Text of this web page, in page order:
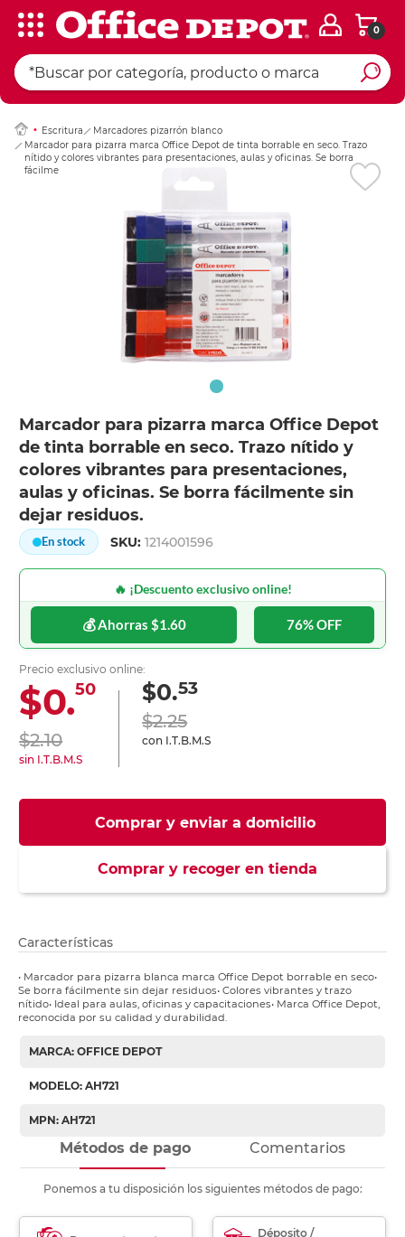
0
Escritura
Marcadores pizarrón blanco
Marcador para pizarra marca Office Depot de tinta borrable en seco. Trazo
nítido y colores vibrantes para presentaciones, aulas y oficinas. Se borra
fácilmente sin dejar residuos.
Marcador para pizarra marca Office Depot
de tinta borrable en seco. Trazo nítido y
colores vibrantes para presentaciones,
aulas y oficinas. Se borra fácilmente sin
dejar residuos.
En stock SKU:1214001596
🔥 ¡Descuento exclusivo online!
💰 Ahorras $1.60 76% OFF
Precio exclusivo online:
$0.50
$2.10
sin I.T.B.M.S
$0.53
$2.25
con I.T.B.M.S
Comprar y enviar a domicilio
Comprar y recoger en tienda
Ingresar Codigo
Características
• Marcador para pizarra blanca marca Office Depot borrable en seco•
Se borra fácilmente sin dejar residuos• Colores vibrantes y trazo
nítido• Ideal para aulas, oficinas y capacitaciones• Marca Office Depot,
reconocida por su calidad y durabilidad.
MARCA: OFFICE DEPOT
MODELO: AH721
MPN: AH721
Métodos de pago Comentarios
Ponemos a tu disposición los siguientes métodos de pago:
Déposito /